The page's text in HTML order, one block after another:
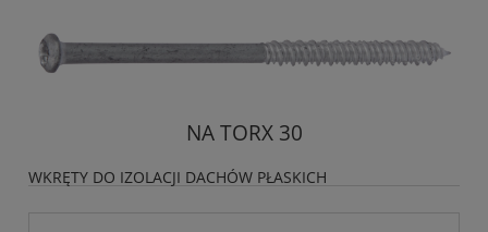
NA TORX 30
WKRĘTY DO IZOLACJI DACHÓW PŁASKICH